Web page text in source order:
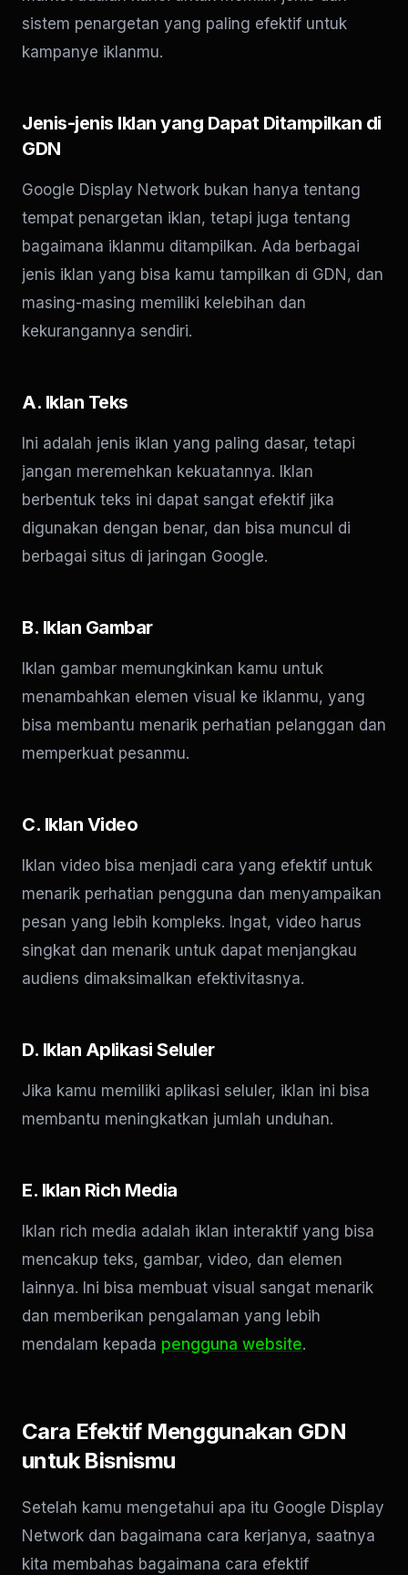
sistem penargetan yang paling efektif untuk
kampanye iklanmu.
Jenis-jenis Iklan yang Dapat Ditampilkan di
GDN
Google Display Network bukan hanya tentang
tempat penargetan iklan, tetapi juga tentang
bagaimana iklanmu ditampilkan. Ada berbagai
jenis iklan yang bisa kamu tampilkan di GDN, dan
masing-masing memiliki kelebihan dan
kekurangannya sendiri.
A. Iklan Teks
Ini adalah jenis iklan yang paling dasar, tetapi
jangan meremehkan kekuatannya. Iklan
berbentuk teks ini dapat sangat efektif jika
digunakan dengan benar, dan bisa muncul di
berbagai situs di jaringan Google.
B. Iklan Gambar
Iklan gambar memungkinkan kamu untuk
menambahkan elemen visual ke iklanmu, yang
bisa membantu menarik perhatian pelanggan dan
memperkuat pesanmu.
C. Iklan Video
Iklan video bisa menjadi cara yang efektif untuk
menarik perhatian pengguna dan menyampaikan
pesan yang lebih kompleks. Ingat, video harus
singkat dan menarik untuk dapat menjangkau
audiens dimaksimalkan efektivitasnya.
D. Iklan Aplikasi Seluler
Jika kamu memiliki aplikasi seluler, iklan ini bisa
membantu meningkatkan jumlah unduhan.
E. Iklan Rich Media
Iklan rich media adalah iklan interaktif yang bisa
mencakup teks, gambar, video, dan elemen
lainnya. Ini bisa membuat visual sangat menarik
dan memberikan pengalaman yang lebih
mendalam kepada pengguna website.
Cara Efektif Menggunakan GDN
untuk Bisnismu
Setelah kamu mengetahui apa itu Google Display
Network dan bagaimana cara kerjanya, saatnya
kita membahas bagaimana cara efektif